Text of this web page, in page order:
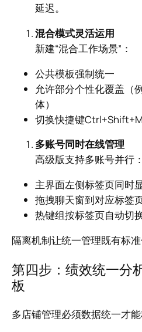
延迟。
混合模式灵活运用
新建“混合工作场景”：
公共模板强制统一
允许部分个性化覆盖（
体）
切换快捷键
多账号同时在线管理
高级版支持多账号并行：
主界面左侧标签页同时
拖拽聊天窗到对应标签
热键组按标签页自动切
隔离机制让统一管理既有标准
第四步：绩效统一分
板
多店铺管理必须数据统一才能